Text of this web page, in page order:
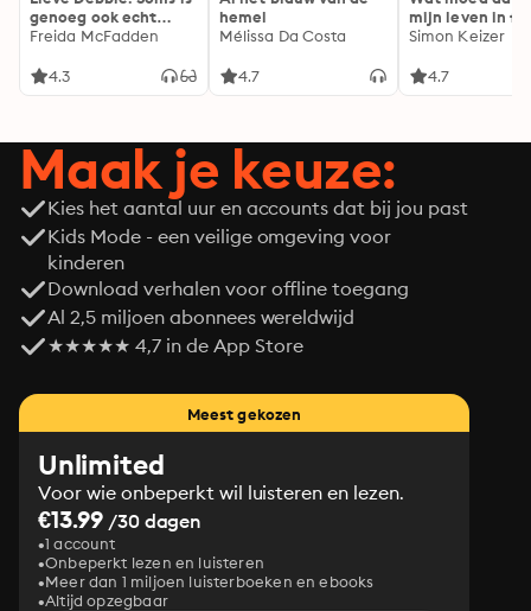
genoeg ook echt
genoeg...
Freida McFadden
4.3
hemel
Mélissa Da Costa
4.7
mijn leven in
Simon Keizer
4.7
Maak je keuze:
Kies het aantal uur en accounts dat bij jou past
Kids Mode - een veilige omgeving voor
kinderen
Download verhalen voor offline toegang
Al 2,5 miljoen abonnees wereldwijd
★★★★★ 4,7 in de App Store
Meest gekozen
Unlimited
Voor wie onbeperkt wil luisteren en lezen.
€13.99 /30 dagen
1 account
Onbeperkt lezen en luisteren
Meer dan 1 miljoen luisterboeken en ebooks
Altijd opzegbaar